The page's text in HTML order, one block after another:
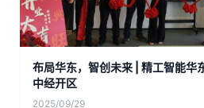
布局华东，智创未来 | 精工智能华
中经开区
2025/09/29